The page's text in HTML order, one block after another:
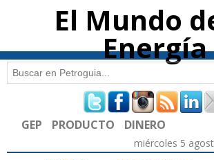
El Mundo
Energía
Formulario de búsqueda
Buscar
GEP PRODUCTO DINERO
miércoles 5